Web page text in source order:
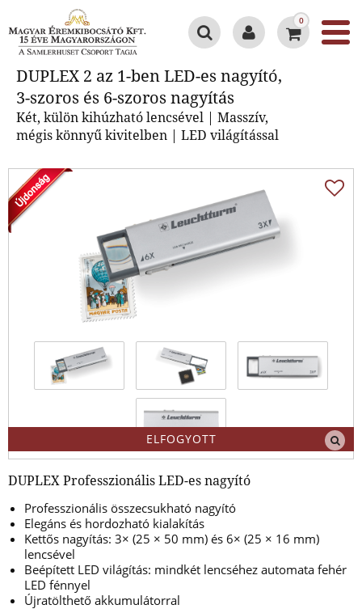
0
DUPLEX 2 az 1-ben LED-es nagyító,
3-szoros és 6-szoros nagyítás
Két, külön kihúzható lencsével | Masszív,
mégis könnyű kivitelben | LED világítással
ELFOGYOTT
DUPLEX Professzionális LED-es nagyító
Professzionális összecsukható nagyító
Elegáns és hordozható kialakítás
Kettős nagyítás: 3× (25 × 50 mm) és 6× (25 × 16 mm)
lencsével
Beépített LED világítás: mindkét lencséhez automata fehér
LED fénnyel
Újratölthető akkumulátorral
DUPLEX 2 az 1-ben LED-es
nagyító, 3-szoros és 6-szoros
nagyítás